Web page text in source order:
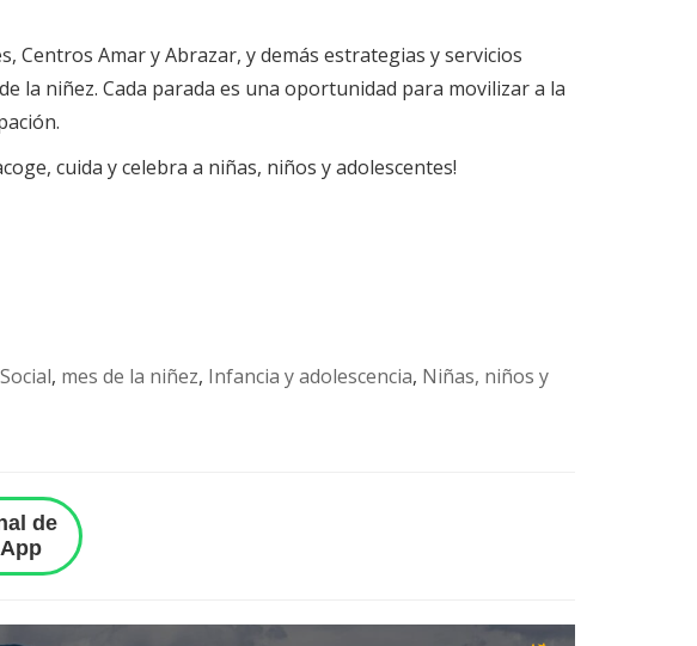
Centros Amar y Abrazar, y demás estrategias y servicios
la niñez. Cada parada es una oportunidad para movilizar a la
cuida y celebra a niñas, niños y adolescentes!
, mes de la niñez, Infancia y adolescencia, Niñas, niños y
de